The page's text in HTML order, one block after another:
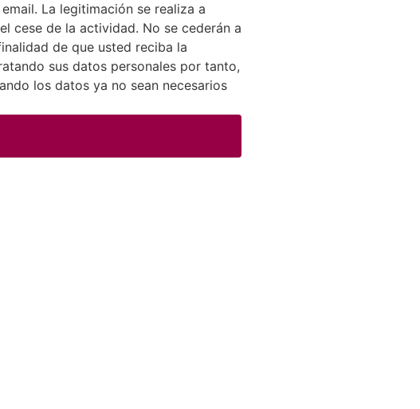
La legitimación se realiza a
cese de la actividad. No se cederán a
de que usted reciba la
sus datos personales por tanto,
los datos ya no sean necesarios